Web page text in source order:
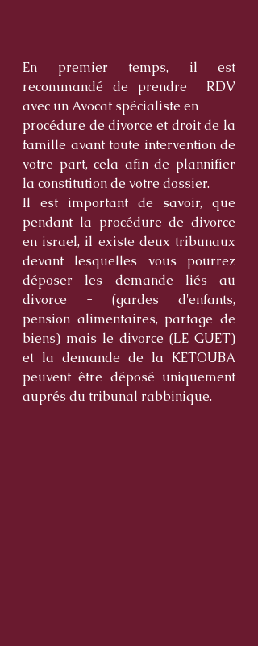
En premier temps, il est
recommandé de prendre  RDV
avec un Avocat spécialiste en
procédure de divorce et droit de la
famille avant toute intervention de
votre part, cela afin de plannifier
la constitution de votre dossier.
Il est important de savoir, que
pendant la procédure de divorce
en israel, il existe deux tribunaux
devant lesquelles vous pourrez
déposer les demande liés au
divorce - (gardes d'enfants,
pension alimentaires, partage de
biens) mais le divorce (LE GUET)
et la demande de la KETOUBA
peuvent être déposé uniquement
auprés du tribunal rabbinique.